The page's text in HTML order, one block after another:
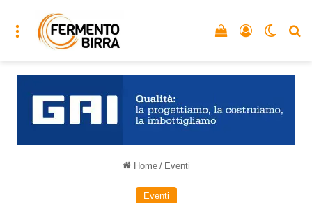
Menu Accedi
Vedi il carrello
Home / Eventi
Eventi